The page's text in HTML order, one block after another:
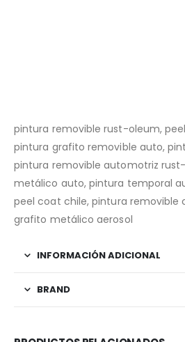
pintura removible rust-oleum,
pintura grafito removible auto,
pintura removible automotriz
metálico auto, pintura temporal
peel coat chile, pintura removible
grafito metálico aerosol
INFORMACIÓN ADICIONAL
BRAND